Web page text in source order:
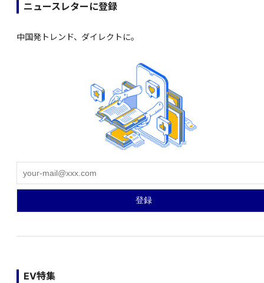
ニュースレターに登録
中国発トレンド、ダイレクトに。
EV特集